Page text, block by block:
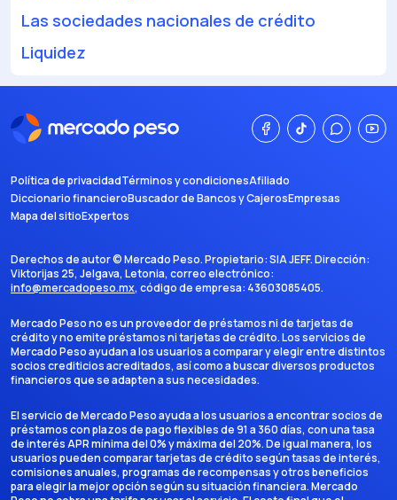
Las sociedades nacionales de crédito
Liquidez
Política de privacidadTérminos y condicionesAfiliado
Diccionario financieroBuscador de Bancos y CajerosEmpresas
Mapa del sitioExpertos
Derechos de autor ©Mercado Peso. Propietario:SIA JEFF. Dirección:
Viktorijas 25, Jelgava, Letonia, correo electrónico:
info@mercadopeso.mx, código de empresa: 43603085405.
Mercado Peso no es un proveedor de préstamos ni de tarjetas de
crédito y no emite préstamos ni tarjetas de crédito. Los servicios de
Mercado Peso ayudan a los usuarios a comparar y elegir entre distintos
socios crediticios acreditados, así como a buscar diversos productos
financieros que se adapten a sus necesidades.
El servicio de Mercado Peso ayuda a los usuarios a encontrar socios de
préstamos con plazos de pago flexibles de 91 a 360 días, con una tasa
de interés APR mínima del 0% y máxima del 20%. De igual manera, los
usuarios pueden comparar tarjetas de crédito según tasas de interés,
comisiones anuales, programas de recompensas y otros beneficios
para elegir la mejor opción según su situación financiera. Mercado